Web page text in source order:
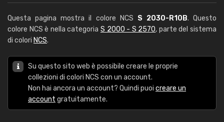
Questa pagina mostra il colore NCS S 2030-R10B. Questo
colore NCS è nella categoria S 2000 - S 2570, parte del sistema
di colori NCS.
Su questo sito web è possibile creare le proprie
collezioni di colori NCS con un account.
Non hai ancora un account? Quindi puoi creare un
account gratuitamente.